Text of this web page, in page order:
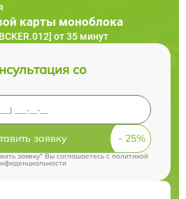
карты моноблока
от 35 минут
со
заявку
заявку" Вы соглашаетесь cполитикой